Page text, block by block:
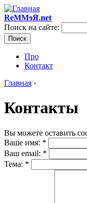
ReMMɘЯ.net
Поиск на сайте:
Про
Контакт
Главная ›
Контакты
Вы можете оставить
Ваше имя: *
Ваш email: *
Тема: *